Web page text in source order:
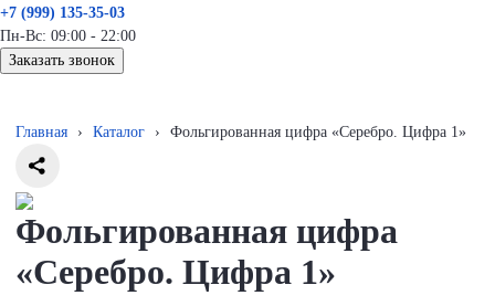
+7 (999) 135-35-03
Пн-Вс: 09:00 - 22:00
Заказать звонок
Главная › Каталог › Фольгированная цифра «Серебро. Цифра 1»
Фольгированная цифра
«Серебро. Цифра 1»